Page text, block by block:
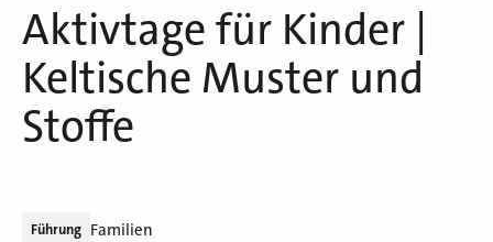
Aktivtage für Kinder |
Keltische Muster und
Stoffe
Führung Familien